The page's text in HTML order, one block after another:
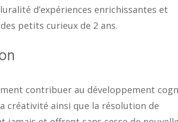
d’expériences enrichissantes et
petits curieux de 2 ans.
contribuer au développement
créativité ainsi que la résolution de